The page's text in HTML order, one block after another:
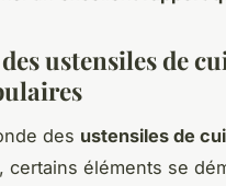
ustensiles de
des ustensiles de
, certains éléments se